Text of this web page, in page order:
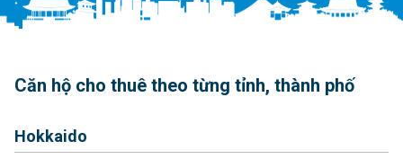
Căn hộ cho thuê theo từng tỉnh, thành phố
Hokkaido